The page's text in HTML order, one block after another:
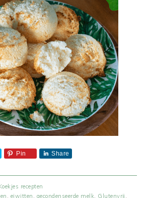
Pin Share
recepten
eiwitten gecondenseerde melk Glutenvrij